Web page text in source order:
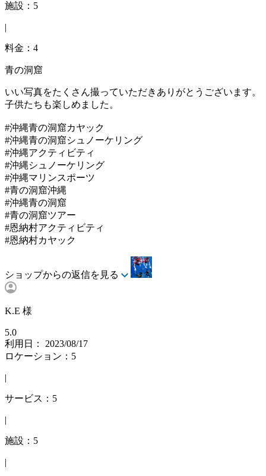
施設：5
|
料金：4
青の洞窟
いい写真をたくさん撮っていただきありがとうございます。
子供たちも楽しめました。
#沖縄青の洞窟カヤック
#沖縄青の洞窟シュノーケリング
#沖縄アクティビティ
#沖縄シュノーケリング
#沖縄マリンスポーツ
#青の洞窟沖縄
#沖縄青の洞窟
#青の洞窟ツアー
#恩納村アクティビティ
#恩納村カヤック
ショップからの返信を見る
K.E 様
5.0
利用日： 2023/08/17
ロケーション：5
|
サービス：5
|
施設：5
|